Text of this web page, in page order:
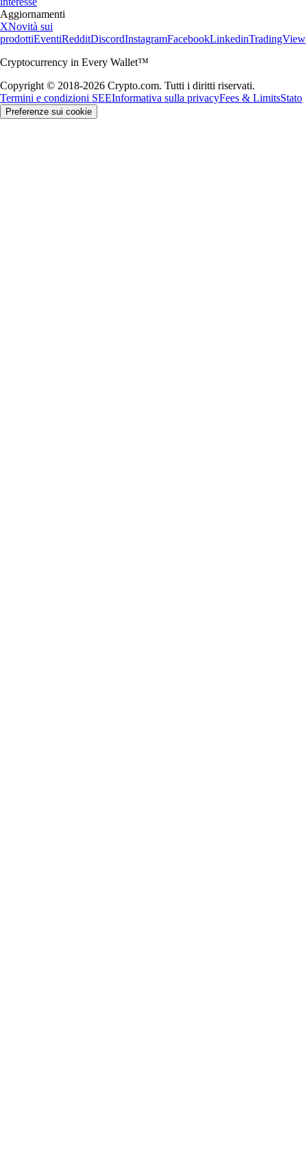
Aggiornamenti
XNovità sui
prodottiEventiRedditDiscordInstagramFacebookLinkedinTradingView
Cryptocurrency in Every Wallet™
Copyright © 2018-2026 Crypto.com. Tutti i diritti riservati.
Termini e condizioni SEEInformativa sulla privacyFees & LimitsStato
Preferenze sui cookie